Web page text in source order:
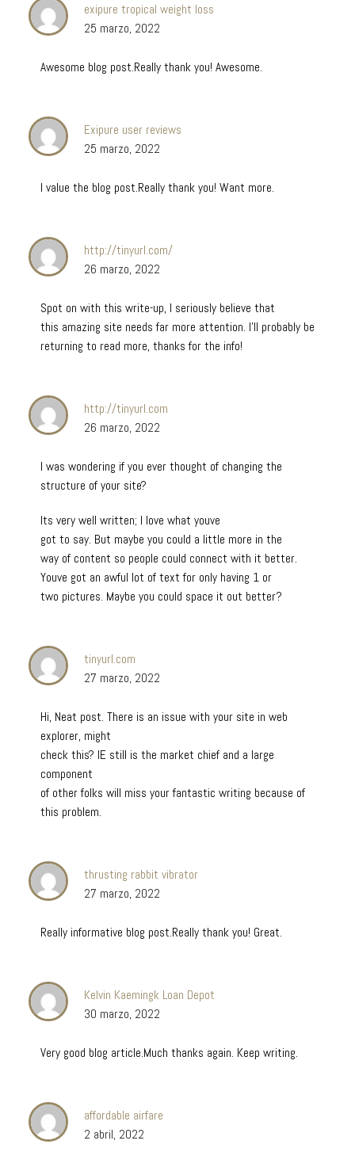
exipure tropical weight loss
25 marzo, 2022
Awesome blog post.Really thank you! Awesome.
Exipure user reviews
25 marzo, 2022
I value the blog post.Really thank you! Want more.
http://tinyurl.com/
26 marzo, 2022
Spot on with this write-up, I seriously believe that
this amazing site needs far more attention. I’ll probably be
returning to read more, thanks for the info!
http://tinyurl.com
26 marzo, 2022
I was wondering if you ever thought of changing the
structure of your site?
Its very well written; I love what youve
got to say. But maybe you could a little more in the
way of content so people could connect with it better.
Youve got an awful lot of text for only having 1 or
two pictures. Maybe you could space it out better?
tinyurl.com
27 marzo, 2022
Hi, Neat post. There is an issue with your site in web
explorer, might
check this? IE still is the market chief and a large
component
of other folks will miss your fantastic writing because of
this problem.
thrusting rabbit vibrator
27 marzo, 2022
Really informative blog post.Really thank you! Great.
Kelvin Kaemingk Loan Depot
30 marzo, 2022
Very good blog article.Much thanks again. Keep writing.
affordable airfare
2 abril, 2022